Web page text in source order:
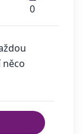
0